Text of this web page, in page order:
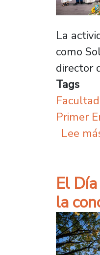
La
como
director
Tags
Primer
Lee
El
la